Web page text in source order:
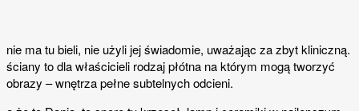
nie ma tu bieli, nie użyli jej świadomie, uważając za zbyt kliniczną.
ściany to dla właścicieli rodzaj płótna na którym mogą tworzyć
obrazy – wnętrza pełne subtelnych odcieni.